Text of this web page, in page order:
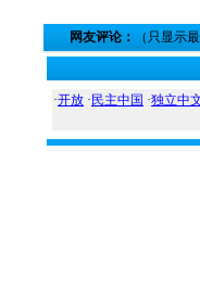
网友评论： （只显示
·开放 · 民主中国 ·独立中